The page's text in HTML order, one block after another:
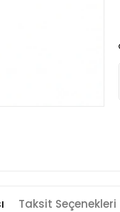
Taksit Seçenekleri